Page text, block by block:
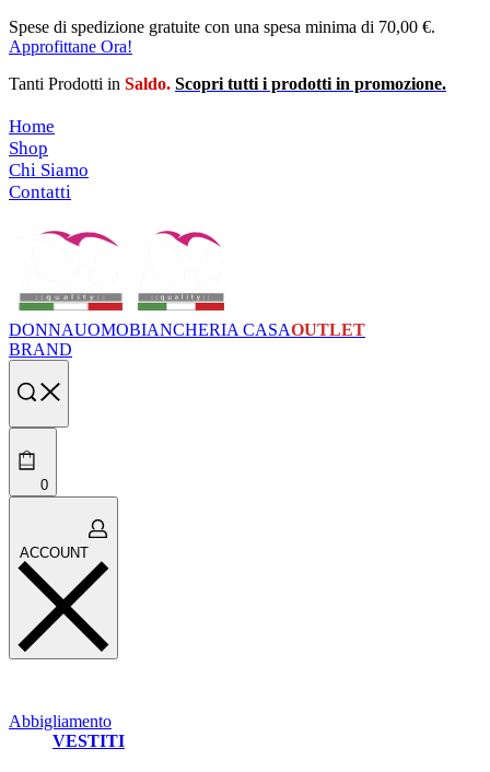
Skip
to
Spese di spedizione gratuite con una spesa minima di 70,00 €.
Approfittane Ora!
Tanti Prodotti in Saldo. Scopri tutti i prodotti in promozione.
Home
Shop
Chi Siamo
Contatti
DONNAUOMOBIANCHERIA CASAOUTLET
BRAND
Search
0
Open
ACCOUNT
Abbigliamento
VESTITI